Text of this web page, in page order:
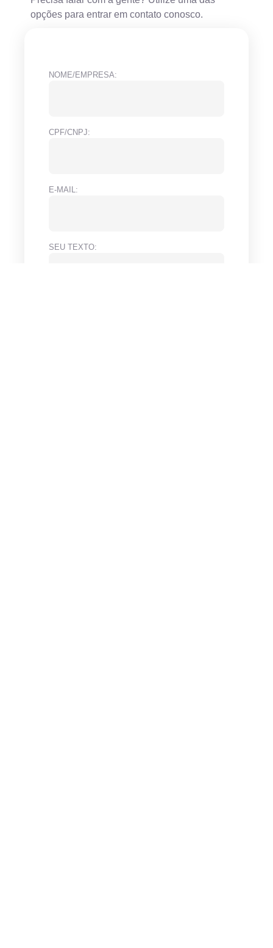
opções para entrar em contato conosco.
NOME/EMPRESA:
CPF/CNPJ:
E-MAIL:
SEU TEXTO: